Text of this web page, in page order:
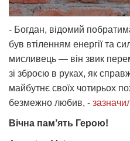
- Богдан, відомий
був втіленням енергії та
мисливець — він звик
зі зброєю в руках, як
майбутнє своїх чотирьох
безмежно любив, -
Вічна пам’ять Герою!